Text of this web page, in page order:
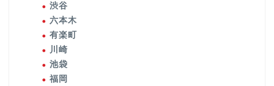
渋谷
六本木
有楽町
川崎
池袋
福岡